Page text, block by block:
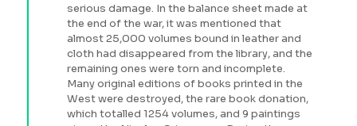
serious damage. In the balance sheet made at
the end of the war, it was mentioned that
almost 25,000 volumes bound in leather and
cloth had disappeared from the library, and the
remaining ones were torn and incomplete.
Many original editions of books printed in the
West were destroyed, the rare book donation,
which totalled 1254 volumes, and 9 paintings